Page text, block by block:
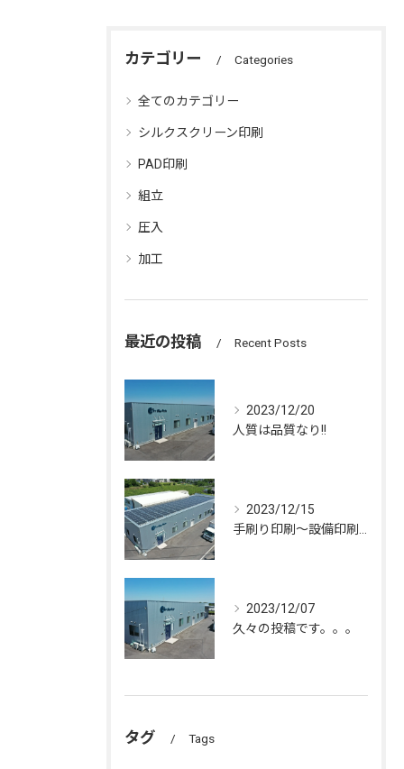
カテゴリー Categories
全てのカテゴリー
シルクスクリーン印刷
PAD印刷
組立
圧入
加工
最近の投稿 Recent Posts
2023/12/20
人質は品質なり!!
2023/12/15
2023/12/07
久々の投稿です。。。
タグ Tags